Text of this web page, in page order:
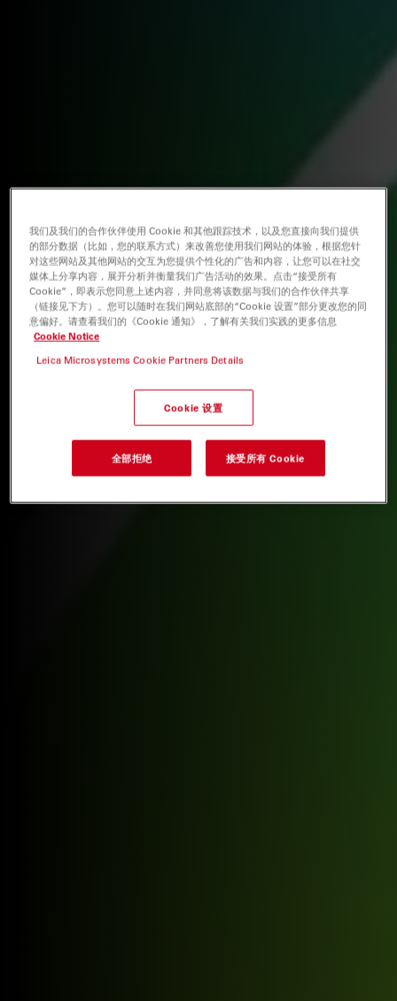
我们及我们的合作伙伴使用 Cookie 和其他跟踪技术，以及您直接向我们提供
的部分数据（比如，您的联系方式）来改善您使用我们网站的体验，根据您针
对这些网站及其他网站的交互为您提供个性化的广告和内容，让您可以在社交
媒体上分享内容，展开分析并衡量我们广告活动的效果。点击“接受所有
Cookie”，即表示您同意上述内容，并同意将该数据与我们的合作伙伴共享
（链接见下方）。您可以随时在我们网站底部的“Cookie 设置”部分更改您的同
意偏好。请查看我们的《Cookie 通知》，了解有关我们实践的更多信息
Cookie Notice
Leica Microsystems Cookie Partners Details
Cookie 设置
全部拒绝 接受所有 Cookie